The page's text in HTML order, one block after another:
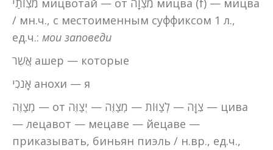
מִצְוֹתַי мицвотай — от מִצְוָה мицва (f) — мицва
/ мн.ч., с местоименным суффиксом 1 л.,
ед.ч.: мои заповеди
אֲשֶׁר ашер — которые
אָנֹכִי анохи — я
מְצַוֶּה — от צִוָּה — לְצַוּוֹת — מְצַוֶּה — יְצַוֶּה — цива
— лецавот — мецаве — йецаве —
приказывать, биньян пиэль / н.вр., ед.ч.,